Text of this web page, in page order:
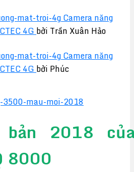
Camera năng
4G bởi Trần Xuân Hảo
Camera năng
4G bởi Phúc
bản 2018
8000